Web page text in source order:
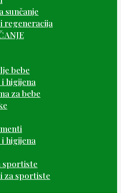
sunčanje
regeneracija
bebe
higijena
za bebe
higijena
sportiste
za sportiste